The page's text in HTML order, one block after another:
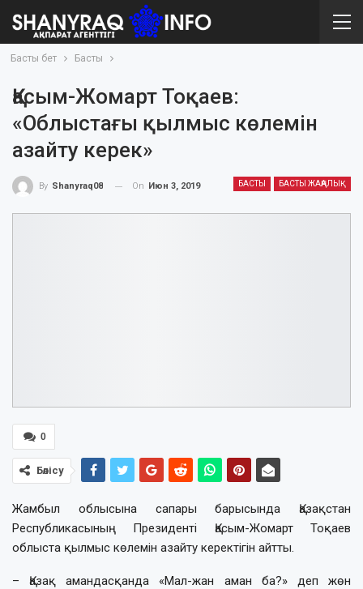
Басты бет Басты
Қасым-Жомарт Тоқаев:
«Облыстағы қылмыс көлемін
азайту керек»
БАСТЫ БАСТЫ ЖАҢАЛЫҚ
By Shanyraq08 On Июн 3, 2019
0
Бөлісу
Жамбыл облысына сапары барысында Қазақстан
Республикасының Президенті Қасым-Жомарт Тоқаев
облыста қылмыс көлемін азайту керектігін айтты.
– Қазақ амандасқанда «Мал-жан аман ба?» деп жөн